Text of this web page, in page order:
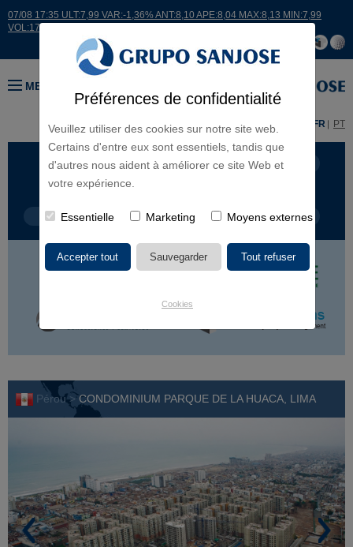
Préférences de confidentialité
Veuillez utiliser des cookies sur notre site web.
Certains d'entre eux sont essentiels, tandis que
d'autres nous aident à améliorer ce site Web et
votre expérience.
Essentielle Marketing Moyens externes
Cookies
07/08 17:35 ULT:7,99 VAR:-1,36% ANT:8,10 APE:8,04 MAX:8,13 MIN:7,99
VOL:17664
MENU
ES FR PT
LIGNES D'ACTIVITÉ CONTINENTS
TYPE DE PROJET NOM DU PROJET
Pérou >CONDOMINIUM PARQUE DE LA HUACA, LIMA